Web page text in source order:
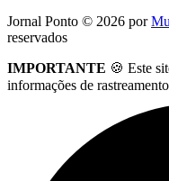
Jornal Ponto © 2026 por
reservados
IMPORTANTE 🍪 Este
informações de